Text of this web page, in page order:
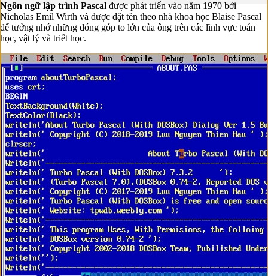
Ngôn ngữ lập trình Pascal được phát triển vào năm 1970 bởi
Nicholas Emil Wirth và được đặt tên theo nhà khoa học Blaise Pascal
để tưởng nhớ những đóng góp to lớn của ông trên các lĩnh vực toán
học, vật lý và triết học.